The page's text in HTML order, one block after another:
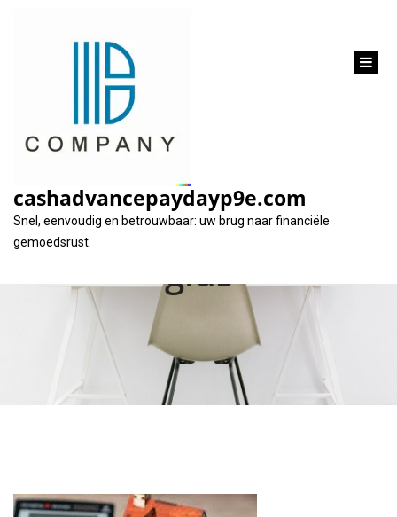
cashadvancepaydayp9e.com
Snel, eenvoudig en betrouwbaar: uw brug naar financiële
gemoedsrust.
Alles wat u moet
weten over
huislening rente: een
gids